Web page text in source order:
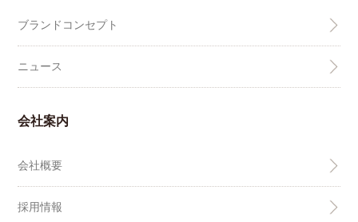
ブランドコンセプト
ニュース
会社案内
会社概要
採用情報